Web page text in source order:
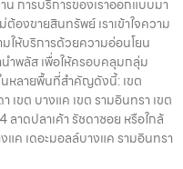
การบริการของเราออกแบบมา
องขายสินทรัพย์ เราเข้าใจความ
ให้บริการด้วยความอ่อนโยน
นำพลัส เพื่อให้ครอบคลุมกลุ่ม
นหลายพื้นที่สำคัญดังนี้: เขต
เขต บางแค เขต รามอินทรา เขต
าดปลาเค้า รัชดาซอย หรือใกล้
ค เดอะมอลล์บางแค รามอินทรา